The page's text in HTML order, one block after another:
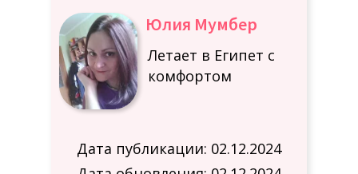
Юлия Мумбер
Дата публикации: 02.12.2024
Летает в Египет с
комфортом